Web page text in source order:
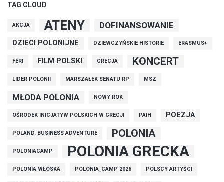
TAG CLOUD
AKCJA ATENY DOFINANSOWANIE
DZIECI POLONIJNE DZIEWCZYŃSKIE HISTORIE ERASMUS+
FERI FILM POLSKI GRECJA KONCERT
LIDER POLONII MARSZAŁEK SENATU RP MSZ
MŁODA POLONIA NOWY ROK
OŚRODEK INICJATYW POLSKICH W GRECJI PAIH POEZJA
POLAND. BUSINESS ADVENTURE POLONIA
POLONIACAMP POLONIA GRECKA
POLONIA WŁOSKA POLONIA_CAMP 2026 POLSCY ARTYŚCI